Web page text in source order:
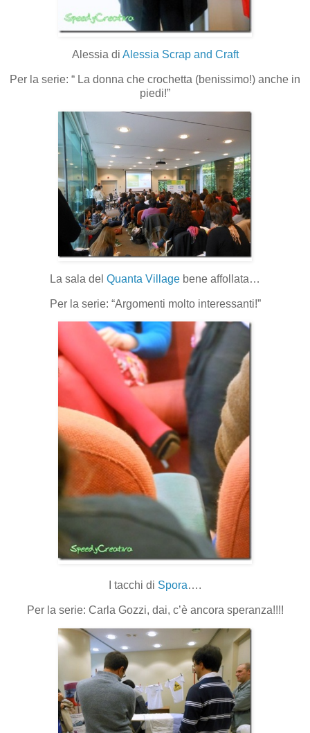
Alessia di Alessia Scrap and Craft
Per la serie: “ La donna che crochetta (benissimo!) anche in
piedi!”
La sala del Quanta Village bene affollata…
Per la serie: “Argomenti molto interessanti!”
I tacchi di Spora….
Per la serie: Carla Gozzi, dai, c’è ancora speranza!!!!